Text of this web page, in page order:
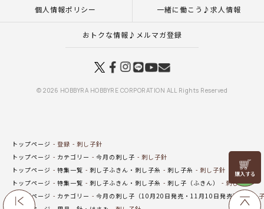
リリヤン
フェア
個人情報ポリシー 一緒に働こう♪求人情報
おトクな情報♪メルマガ登録
© 2026 HOBBYRA HOBBYRE CORPORATION ALL Rights Reserved
トップページ 登録
刺し子針
トップページ
カテゴリー 今月の刺し子
刺し子針
トップページ
特集一覧 刺し子ふきん・刺し子糸 刺し子糸
刺し子針
トップページ
特集一覧 刺し子ふきん・刺し子糸 刺し子（ふきん）
刺し子針
トップページ
カテゴリー 今月の刺し子（10月20日発売・11月10日発売）
刺し